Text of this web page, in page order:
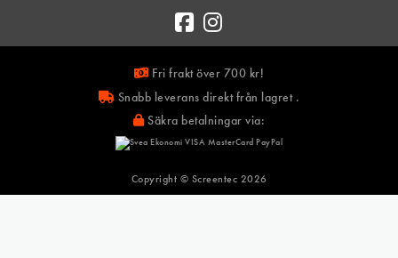
Fri frakt över 700 kr!
Snabb leverans direkt från lagret .
Säkra betalningar via:
Copyright © Screentec 2026